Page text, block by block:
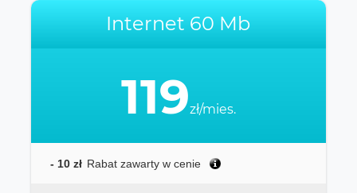
Internet 60 Mb
119zł/mies.
- 10 zł Rabat zawarty w cenie